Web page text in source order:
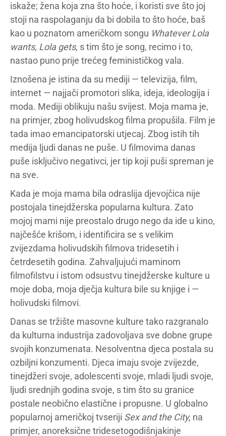
iskaže; žena koja zna što hoće, i koristi sve što joj
stoji na raspolaganju da bi dobila to što hoće, baš
kao u poznatom američkom songu Whatever Lola
wants, Lola gets, s tim što je song, recimo i to,
nastao puno prije trećeg feminističkog vala.
Iznošena je istina da su mediji — televizija, film,
internet — najjači promotori slika, ideja, ideologija i
moda. Mediji oblikuju našu svijest. Moja mama je,
na primjer, zbog holivudskog filma propušila. Film je
tada imao emancipatorski utjecaj. Zbog istih tih
medija ljudi danas ne puše. U filmovima danas
puše isključivo negativci, jer tip koji puši spreman je
na sve.
Kada je moja mama bila odraslija djevojčica nije
postojala tinejdžerska popularna kultura. Zato
mojoj mami nije preostalo drugo nego da ide u kino,
najčešće krišom, i identificira se s velikim
zvijezdama holivudskih filmova tridesetih i
četrdesetih godina. Zahvaljujući maminom
filmofilstvu i istom odsustvu tinejdžerske kulture u
moje doba, moja dječja kultura bile su knjige i —
holivudski filmovi.
Danas se tržište masovne kulture tako razgranalo
da kulturna industrija zadovoljava sve dobne grupe
svojih konzumenata. Nesolventna djeca postala su
ozbiljni konzumenti. Djeca imaju svoje zvijezde,
tinejdžeri svoje, adolescenti svoje, mladi ljudi svoje,
ljudi srednjih godina svoje, s tim što su granice
postale neobično elastične i propusne. U globalno
popularnoj američkoj tvseriji Sex and the City, na
primjer, anoreksične tridesetogodišnjakinje